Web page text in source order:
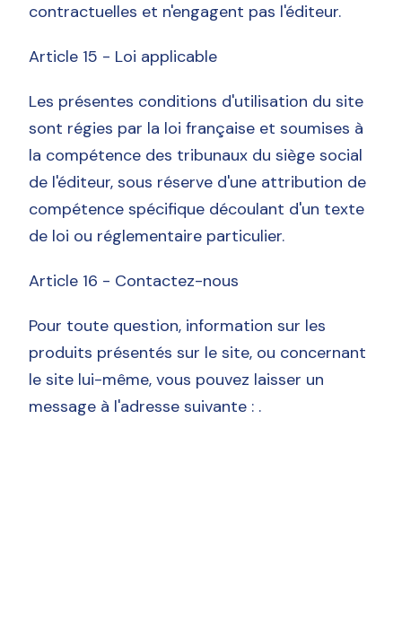
contractuelles et n'engagent pas l'éditeur.
Article 15 - Loi applicable
Les présentes conditions d'utilisation du site
sont régies par la loi française et soumises à
la compétence des tribunaux du siège social
de l'éditeur, sous réserve d'une attribution de
compétence spécifique découlant d'un texte
de loi ou réglementaire particulier.
Article 16 - Contactez-nous
Pour toute question, information sur les
produits présentés sur le site, ou concernant
le site lui-même, vous pouvez laisser un
message à l'adresse suivante : .